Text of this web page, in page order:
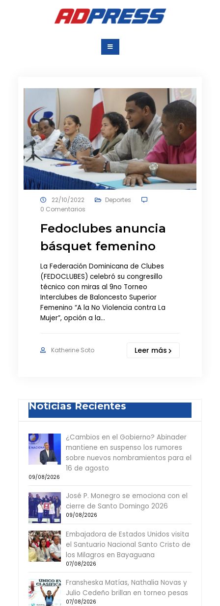
Agencia Dominicana
de Prensa
22/10/2022
Deportes
0 Comentarios
Fedoclubes anuncia
básquet femenino
La Federación Dominicana de Clubes
(FEDOCLUBES) celebró su congresillo
técnico con miras al 9no Torneo
Interclubes de Baloncesto Superior
Femenino “A la No Violencia contra La
Mujer”, opción a la…
Katherine Soto Leer más
Noticias Recientes
¿Cambios en el Gobierno? Abinader
mantiene en suspenso los rumores
sobre nuevos nombramientos para el
16 de agosto
09/08/2026
José P. Monegro se emociona con el
cierre de Santo Domingo 2026
09/08/2026
Embajadora de Estados Unidos visita
el Santuario Nacional Santo Cristo de
los Milagros en Bayaguana
07/08/2026
Fransheska Matías, Nathalia Novas y
Julio Cedeño brillan en torneo pesas
07/08/2026